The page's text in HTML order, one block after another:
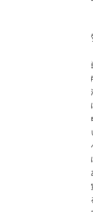
■本助成金は、継続
■次のいずれかに該
①対象区域内に既に事業
②法人市民税・市民税を
③当該事務所などの設
している助成金等に重複
④過去に本助成金を得て
⑤横浜市が設置する拠点
⑥重大な法令違反若し
序良俗に反するおそれ
⑦政治的または宗教的な
⑧暴力団（暴力団員に